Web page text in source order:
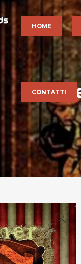
HOME
CONTATTI